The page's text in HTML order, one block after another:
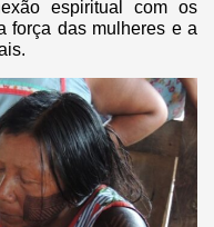
espiritual com os
força das mulheres e a